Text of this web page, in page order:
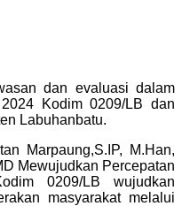
dan evaluasi dalam
Kodim 0209/LB dan
Labuhanbatu.
Marpaung,S.IP, M.Han,
Mewujudkan Percepatan
0209/LB wujudkan
masyarakat melalui